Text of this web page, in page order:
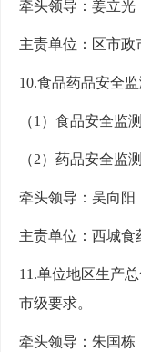
牵头领导：姜立光
主责单位：区市政
10.食品药品安全监
（1）食品安全监
（2）药品安全监
牵头领导：吴向阳
主责单位：西城食
11.单位地区生产
市级要求。
牵头领导：朱国栋